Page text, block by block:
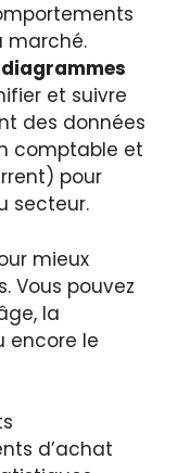
marché.
diagrammes
et suivre
des données
comptable et
pour
secteur.
mieux
Vous pouvez
la
encore le
d’achat